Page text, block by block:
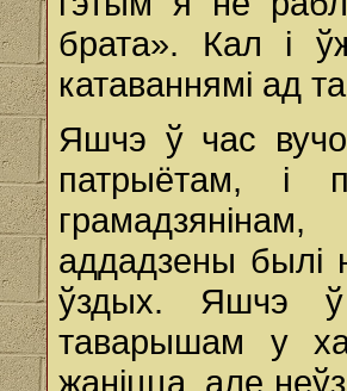
брата». Кал i
катаваннямі ад
Яшчэ ў час
патрыётам, i
аддадзены былі
ўздых. Яшчэ ў
таварышам у
жаніцца, але